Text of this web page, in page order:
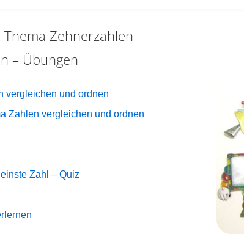
Zehnerzahlen
– Übungen
vergleichen und ordnen
Zahlen vergleichen und ordnen
Zahl – Quiz